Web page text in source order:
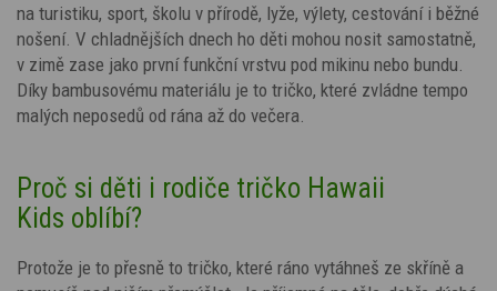
na turistiku, sport, školu v přírodě, lyže, výlety, cestování i běžné
nošení. V chladnějších dnech ho děti mohou nosit samostatně,
v zimě zase jako první funkční vrstvu pod mikinu nebo bundu.
Díky bambusovému materiálu je to tričko, které zvládne tempo
malých neposedů od rána až do večera.
Proč si děti i rodiče tričko Hawaii
Kids oblíbí?
Protože je to přesně to tričko, které ráno vytáhneš ze skříně a